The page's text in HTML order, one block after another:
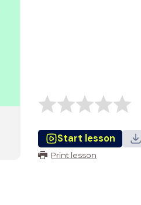
Start lesson
Print lesson